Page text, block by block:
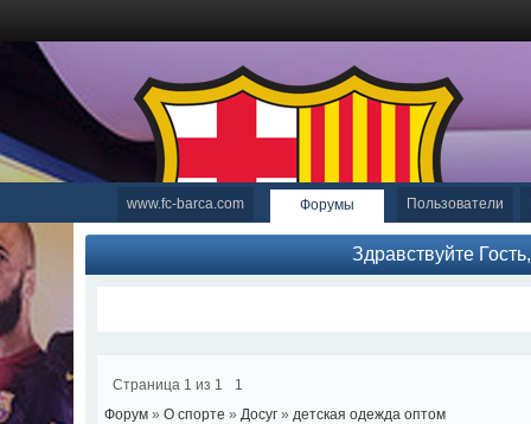
www.fc-barca.com Форумы Пользователи
Здравствуйте
Страница 1 из 1
1
Форум » О спорте » Досуг » детская одежда оптом